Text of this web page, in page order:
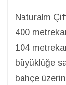
Naturalm
400
104
büyüklüğe
bahçe